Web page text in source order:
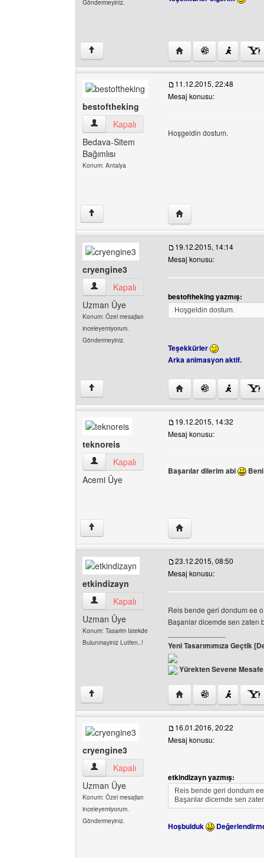
Göndermeyiniz.
↑ Yazarın web sitesini
bestoftheking
bestoftheking Kullanıcının profilini görüntüle
Kapalı
Bedava-Sitem
Bağımlısı
Konum: Antalya
11.12.2015, 22:48
Mesaj konusu:
Hoşgeldin dostum.
↑ Yazarın web sitesini
cryengine3
cryengine3 Kullanıcının profilini görüntüle
Kapalı
Uzman Üye
Konum: Özel mesajları
inceleyemiyorum.
Göndermeyiniz.
19.12.2015, 14:14
Mesaj konusu:
bestoftheking yazmış:
Hoşgeldin dostum.
Teşekkürler
Arka animasyon aktif.
↑ Yazarın web sitesini
teknoreis
teknoreis Kullanıcının profilini görüntüle
Kapalı
Acemi Üye
19.12.2015, 14:32
Mesaj konusu:
Başarılar dilerim abi
↑ Yazarın web sitesini
etkindizayn
etkindizayn Kullanıcının profilini görüntüle
Kapalı
Uzman Üye
Konum: Tasarim Istekde
Bulunmayiniz Lutfen..!
23.12.2015, 08:50
Mesaj konusu:
Reis bende geri dondum ee
Başarılar dicemde sen zaten
Yeni Tasarımımıza Geçtik
Yürekten Sevene
↑ Yazarın web sitesini
cryengine3
cryengine3 Kullanıcının profilini görüntüle
Kapalı
Uzman Üye
Konum: Özel mesajları
inceleyemiyorum.
Göndermeyiniz.
16.01.2016, 20:22
Mesaj konusu:
etkindizayn yazmış:
Reis bende geri dondum
Başarılar dicemde sen
Hoşbulduk